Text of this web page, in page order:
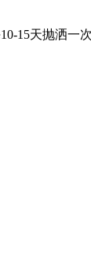
15天抛洒一次